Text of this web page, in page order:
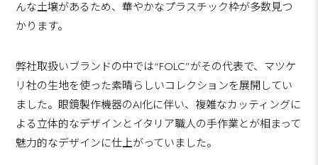
んな土壌があるため、華やかなプラスチック枠が多数見つ
かります。
弊社取扱いブランドの中では“FOLC”がその代表で、マツケ
リ社の生地を使った素晴らしいコレクションを展開してい
ました。眼鏡製作機器のAI化に伴い、複雑なカッティングに
よる立体的なデザインとイタリア職人の手作業とが相まって
魅力的なデザインに仕上がっていました。